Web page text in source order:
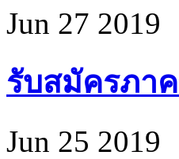
Jun 27 2019
รับสมัครภา
Jun 25 2019